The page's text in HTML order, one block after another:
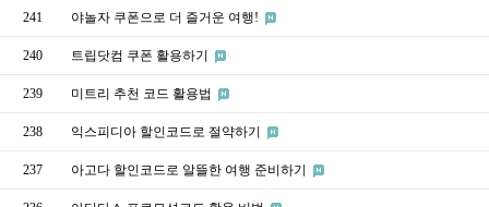
241 야놀자 쿠폰으로 더 즐거운 여행!
240 트립닷컴 쿠폰 활용하기
239 미트리 추천 코드 활용법
238 익스피디아 할인코드로 절약하기
237 아고다 할인코드로 알뜰한 여행 준비하기